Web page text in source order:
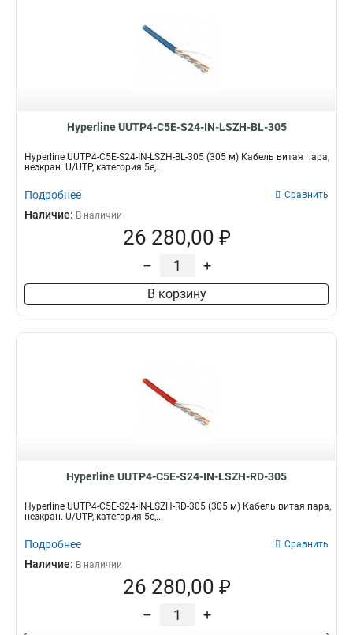
Hyperline UUTP4-C5E-S24-IN-LSZH-BL-305
Hyperline UUTP4-C5E-S24-IN-LSZH-BL-305 (305 м) Кабель витая пара,
неэкран. U/UTP, категория 5e,...
Подробнее Сравнить
Наличие: В наличии
26 280,00 ₽
– +
В корзину
Hyperline UUTP4-C5E-S24-IN-LSZH-RD-305
Hyperline UUTP4-C5E-S24-IN-LSZH-RD-305 (305 м) Кабель витая пара,
неэкран. U/UTP, категория 5e,...
Подробнее Сравнить
Наличие: В наличии
26 280,00 ₽
– +